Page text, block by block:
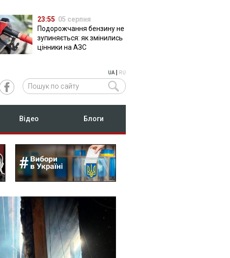
23:55 05 серпня
Подорожчання бензину не
зупиняється: як змінились
цінники на АЗС
UA| RU
Відео Блоги